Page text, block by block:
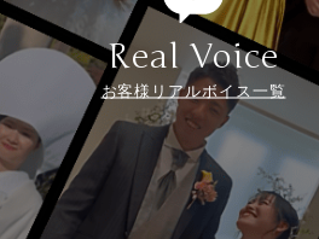
Real Voice
お客様リアルボイス一覧